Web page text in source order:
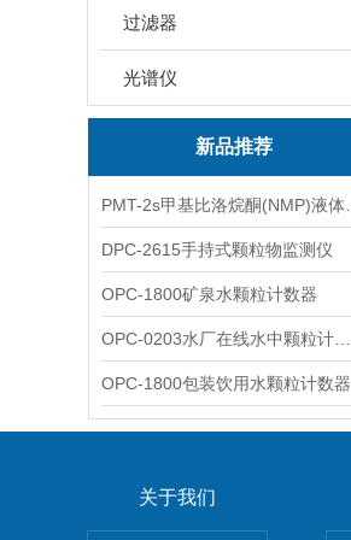
过滤器
光谱仪
新品推荐
DPC-2615手持式颗粒物监测仪
OPC-1800矿泉水颗粒计数器
OPC-1800包装饮用水颗粒计数器
关于我们